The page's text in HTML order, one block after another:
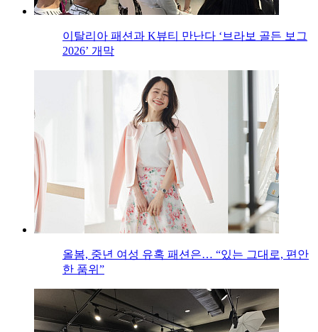
이탈리아 패션과 K뷰티 만난다 ‘브라보 골든 보그
2026’ 개막
올봄, 중년 여성 유혹 패션은… “있는 그대로, 편안
한 품위”